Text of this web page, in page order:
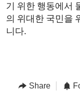
기 위한 행동에서
의 위대한 국민을
니다.
Share